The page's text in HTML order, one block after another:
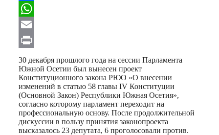
Facebook
WhatsApp
Email
Print
30 декабря прошлого года на сессии Парламента
Южной Осетии был вынесен проект
Конституционного закона РЮО «О внесении
изменений в статью 58 главы IV Конституции
(Основной Закон) Республики Южная Осетия»,
согласно которому парламент переходит на
профессиональную основу. После продолжительной
дискуссии в пользу принятия законопроекта
высказалось 23 депутата, 6 проголосовали против.